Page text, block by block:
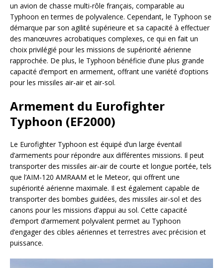
un avion de chasse multi-rôle français, comparable au
Typhoon en termes de polyvalence. Cependant, le Typhoon se
démarque par son agilité supérieure et sa capacité à effectuer
des manœuvres acrobatiques complexes, ce qui en fait un
choix privilégié pour les missions de supériorité aérienne
rapprochée. De plus, le Typhoon bénéficie d’une plus grande
capacité d’emport en armement, offrant une variété d’options
pour les missiles air-air et air-sol.
Armement du Eurofighter
Typhoon (EF2000)
Le Eurofighter Typhoon est équipé d’un large éventail
d’armements pour répondre aux différentes missions. Il peut
transporter des missiles air-air de courte et longue portée, tels
que l’AIM-120 AMRAAM et le Meteor, qui offrent une
supériorité aérienne maximale. Il est également capable de
transporter des bombes guidées, des missiles air-sol et des
canons pour les missions d’appui au sol. Cette capacité
d’emport d’armement polyvalent permet au Typhoon
d’engager des cibles aériennes et terrestres avec précision et
puissance.